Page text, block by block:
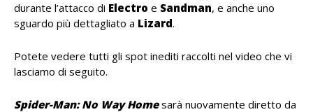
durante l’attacco di Electro e Sandman, e anche uno
sguardo più dettagliato a Lizard.
Potete vedere tutti gli spot inediti raccolti nel video che vi
lasciamo di seguito.
Spider-Man: No Way Homesarà nuovamente diretto da